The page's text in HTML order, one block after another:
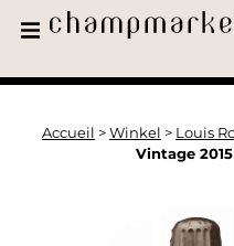
Accueil > Winkel > Louis
Vintage